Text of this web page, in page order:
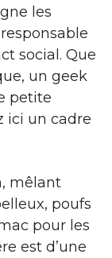
les
social. Que
un geek
petite
ici un cadre
mêlant
poufs
pour les
est d’une